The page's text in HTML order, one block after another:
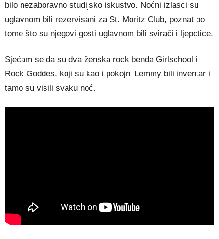
bilo nezaboravno studijsko iskustvo. Noćni izlasci su
uglavnom bili rezervisani za St. Moritz Club, poznat po
tome što su njegovi gosti uglavnom bili svirači i ljepotice.
Sjećam se da su dva ženska rock benda Girlschool i
Rock Goddes, koji su kao i pokojni Lemmy bili inventar i
tamo su visili svaku noć.